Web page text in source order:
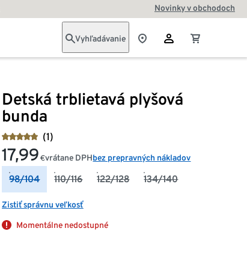
Novinky v obchodoch
Vyhľadávanie
Detská trblietavá plyšová
bunda
(1)
17,99 €vrátane DPHbez prepravných nákladov
98/104 110/116 122/128 134/140
Zistiť správnu veľkosť
Momentálne nedostupné